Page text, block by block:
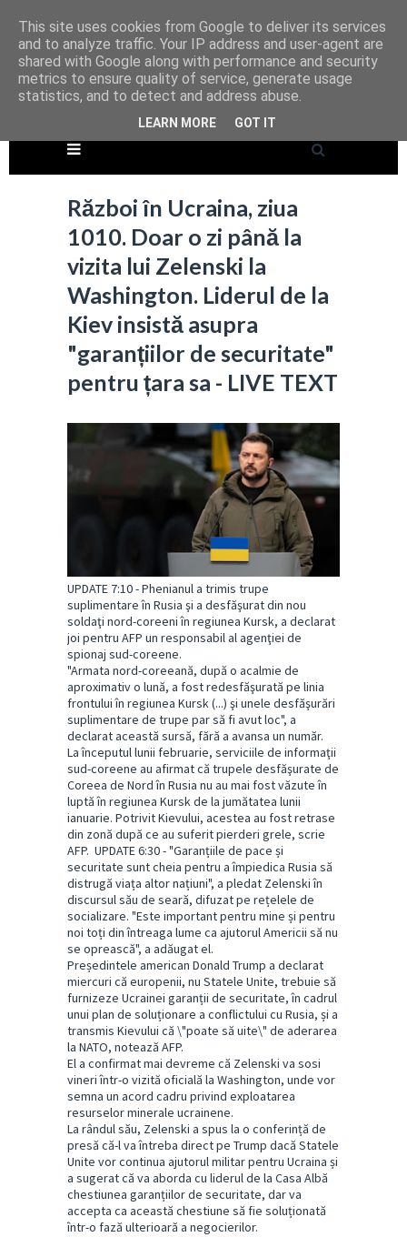
Război în Ucraina, ziua
1010. Doar o zi până la
vizita lui Zelenski la
Washington. Liderul de la
Kiev insistă asupra
"garanțiilor de securitate"
pentru țara sa - LIVE TEXT
UPDATE 7:10 - Phenianul a trimis trupe
suplimentare în Rusia şi a desfăşurat din nou
soldaţi nord-coreeni în regiunea Kursk, a declarat
joi pentru AFP un responsabil al agenţiei de
spionaj sud-coreene.
"Armata nord-coreeană, după o acalmie de
aproximativ o lună, a fost redesfăşurată pe linia
frontului în regiunea Kursk (...) şi unele desfăşurări
suplimentare de trupe par să fi avut loc", a
declarat această sursă, fără a avansa un număr.
La începutul lunii februarie, serviciile de informaţii
sud-coreene au afirmat că trupele desfăşurate de
Coreea de Nord în Rusia nu au mai fost văzute în
luptă în regiunea Kursk de la jumătatea lunii
ianuarie. Potrivit Kievului, acestea au fost retrase
din zonă după ce au suferit pierderi grele, scrie
AFP. UPDATE 6:30 - "Garanțiile de pace și
securitate sunt cheia pentru a împiedica Rusia să
distrugă viața altor națiuni", a pledat Zelenski în
discursul său de seară, difuzat pe rețelele de
socializare. "Este important pentru mine și pentru
noi toți din întreaga lume ca ajutorul Americii să nu
se oprească", a adăugat el.
Președintele american Donald Trump a declarat
miercuri că europenii, nu Statele Unite, trebuie să
furnizeze Ucrainei garanții de securitate, în cadrul
unui plan de soluționare a conflictului cu Rusia, și a
transmis Kievului că \"poate să uite\" de aderarea
la NATO, notează AFP.
El a confirmat mai devreme că Zelenski va sosi
vineri într-o vizită oficială la Washington, unde vor
semna un acord cadru privind exploatarea
resurselor minerale ucrainene.
La rândul său, Zelenski a spus la o conferință de
presă că-l va întreba direct pe Trump dacă Statele
Unite vor continua ajutorul militar pentru Ucraina și
a sugerat că va aborda cu liderul de la Casa Albă
chestiunea garanțiilor de securitate, dar va
accepta ca această chestiune să fie soluționată
într-o fază ulterioară a negocierilor.
This site uses cookies from Google to deliver its services
and to analyze traffic. Your IP address and user-agent are
shared with Google along with performance and security
metrics to ensure quality of service, generate usage
statistics, and to detect and address abuse.
LEARN MORE GOT IT